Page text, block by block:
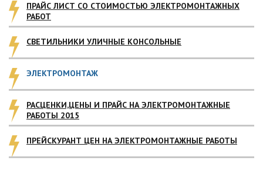
ПРАЙС ЛИСТ СО СТОИМОСТЬЮ ЭЛЕКТРОМОНТАЖНЫХ
РАБОТ
СВЕТИЛЬНИКИ УЛИЧНЫЕ КОНСОЛЬНЫЕ
ЭЛЕКТРОМОНТАЖ
РАСЦЕНКИ,ЦЕНЫ И ПРАЙС НА ЭЛЕКТРОМОНТАЖНЫЕ
РАБОТЫ 2015
ПРЕЙСКУРАНТ ЦЕН НА ЭЛЕКТРОМОНТАЖНЫЕ РАБОТЫ